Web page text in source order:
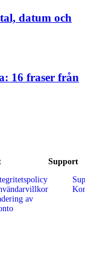
datum och
16 fraser från
av
Support